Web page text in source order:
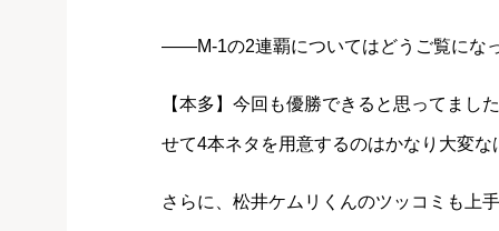
――M-1の2連覇についてはどうご覧にな
【本多】今回も優勝できると思ってまし
せて4本ネタを用意するのはかなり大変な
さらに、松井ケムリくんのツッコミも上